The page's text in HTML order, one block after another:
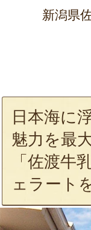
新潟県
日本海に
魅力を最
「佐渡牛
ェラート